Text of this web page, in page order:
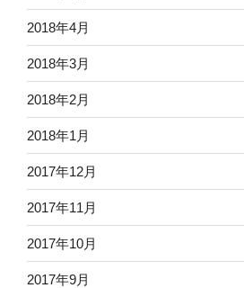
2018年4月
2018年3月
2018年2月
2018年1月
2017年12月
2017年11月
2017年10月
2017年9月